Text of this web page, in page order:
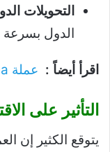
التحويلات
الدول
اقرأ أيضاً : عملة luna حلال ام حرام
التأثير على